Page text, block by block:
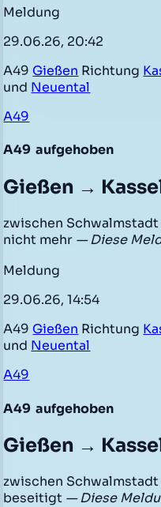
Meldung
29.06.26, 20:42
A49 Gießen Richtung
und Neuental
A49
A49 aufgehoben
Gießen →
zwischen
nicht mehr — Diese
Meldung
29.06.26, 14:54
A49 Gießen Richtung
und Neuental
A49
A49 aufgehoben
Gießen →
zwischen
beseitigt — Diese